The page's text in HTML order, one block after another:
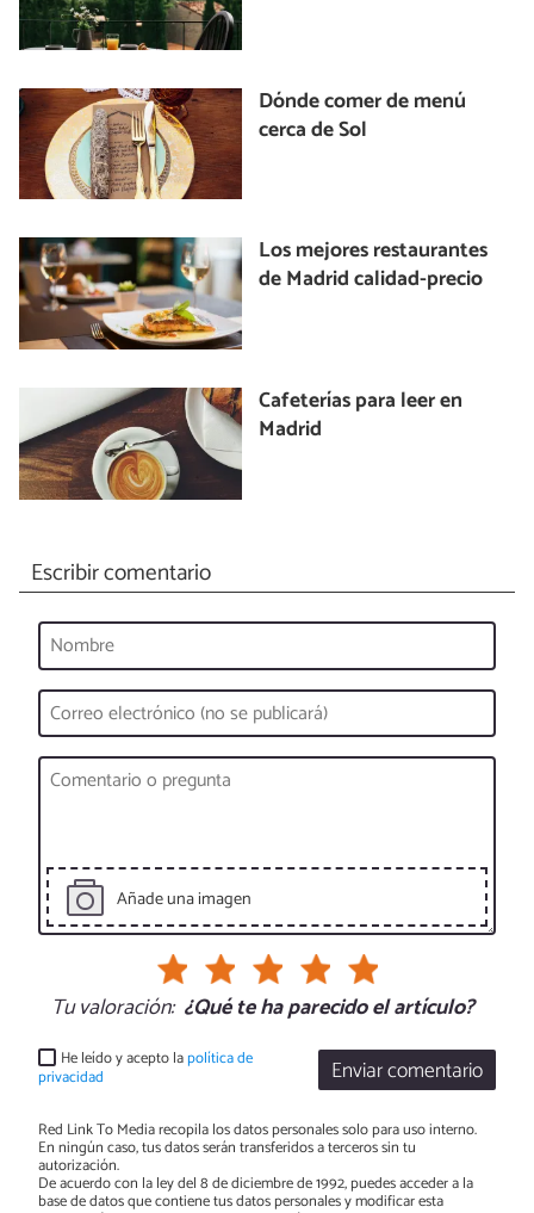
Dónde comer de menú
cerca de Sol
Los mejores restaurantes
de Madrid calidad-precio
Cafeterías para leer en
Madrid
Escribir comentario
Añade una imagen
Tu valoración: ¿Qué te ha parecido el artículo?
Enviar comentario
He leído y acepto lapolítica de
privacidad
Red Link To Media recopila los datos personales solo para uso interno.
En ningún caso, tus datos serán transferidos a terceros sin tu
autorización.
De acuerdo con la ley del 8 de diciembre de 1992, puedes acceder a la
base de datos que contiene tus datos personales y modificar esta